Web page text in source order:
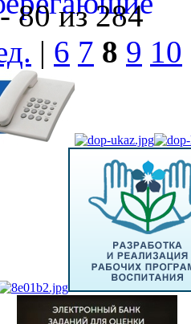
80 из 284
| 6 7 8 9 10